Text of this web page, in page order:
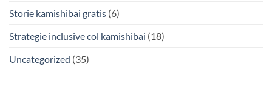
Storie kamishibai gratis (6)
Strategie inclusive col kamishibai (18)
Uncategorized (35)